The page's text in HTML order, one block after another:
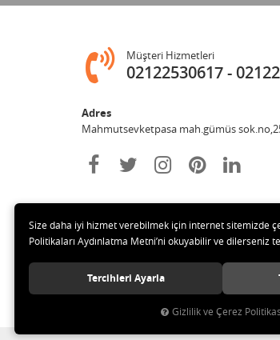
Müşteri Hizmetleri
02122530617
Adres
Mahmutsevketpasa mah.gümüs
© 2020 Metin otomotiv hizmet ve ticaret
Size daha iyi hizmet verebilmek için internet sitemizde
Politikaları Aydınlatma Metni’ni okuyabilir ve
Tercihleri Ayarla
Gizlilik ve Çerez